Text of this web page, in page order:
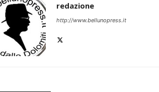
redazione
http://www.bellunopress.it